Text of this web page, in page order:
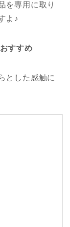
を専用に取り
よ♪
すすめ
とした感触に